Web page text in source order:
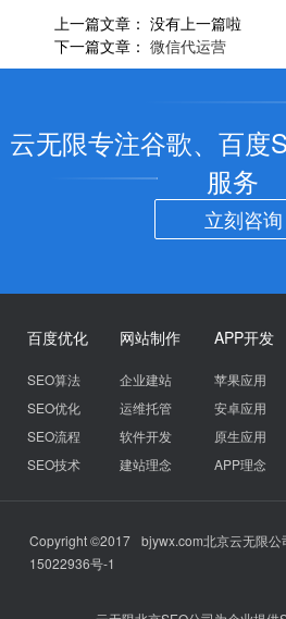
上一篇文章： 没有上一篇啦
下一篇文章： 微信代运营
云无限专注谷歌、百度
服务
立刻咨询
百度优化
SEO算法
SEO优化
SEO流程
SEO技术
网站制作
企业建站
运维托管
软件开发
建站理念
APP开发
苹果应用
安卓应用
原生应用
APP理念
Copyright ©2017 bjywx.com北京云无限公
15022936号-1